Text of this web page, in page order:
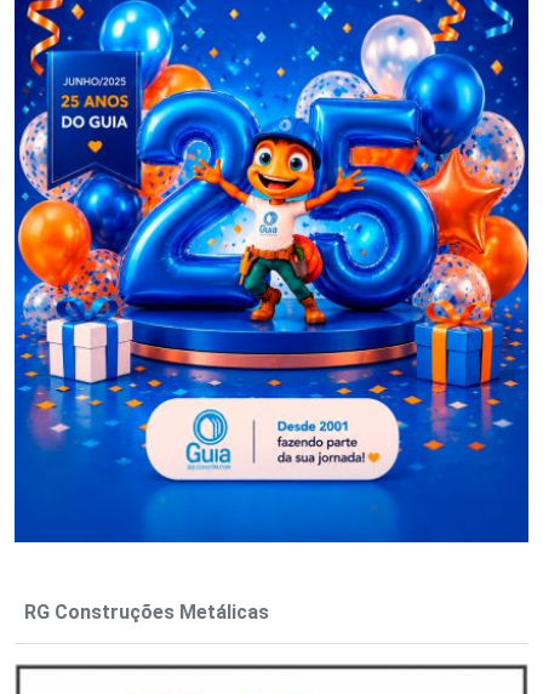
RG Construções Metálicas